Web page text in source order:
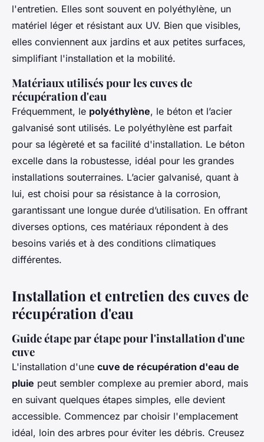
l'entretien. Elles sont souvent en polyéthylène, un
matériel léger et résistant aux UV. Bien que visibles,
elles conviennent aux jardins et aux petites surfaces,
simplifiant l'installation et la mobilité.
Matériaux utilisés pour les cuves de
récupération d'eau
Fréquemment, le polyéthylène, le béton et l’acier
galvanisé sont utilisés. Le polyéthylène est parfait
pour sa légèreté et sa facilité d'installation. Le béton
excelle dans la robustesse, idéal pour les grandes
installations souterraines. L’acier galvanisé, quant à
lui, est choisi pour sa résistance à la corrosion,
garantissant une longue durée d’utilisation. En offrant
diverses options, ces matériaux répondent à des
besoins variés et à des conditions climatiques
différentes.
Installation et entretien des cuves de
récupération d'eau
Guide étape par étape pour l'installation d'une
cuve
L'installation d'une cuve de récupération d'eau de
pluie peut sembler complexe au premier abord, mais
en suivant quelques étapes simples, elle devient
accessible. Commencez par choisir l'emplacement
idéal, loin des arbres pour éviter les débris. Creusez